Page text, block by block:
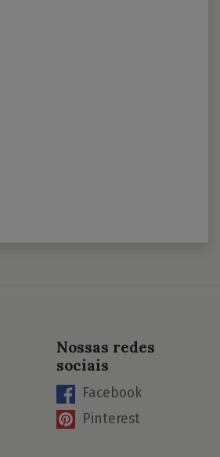
Nossas redes
sociais
Facebook
Pinterest